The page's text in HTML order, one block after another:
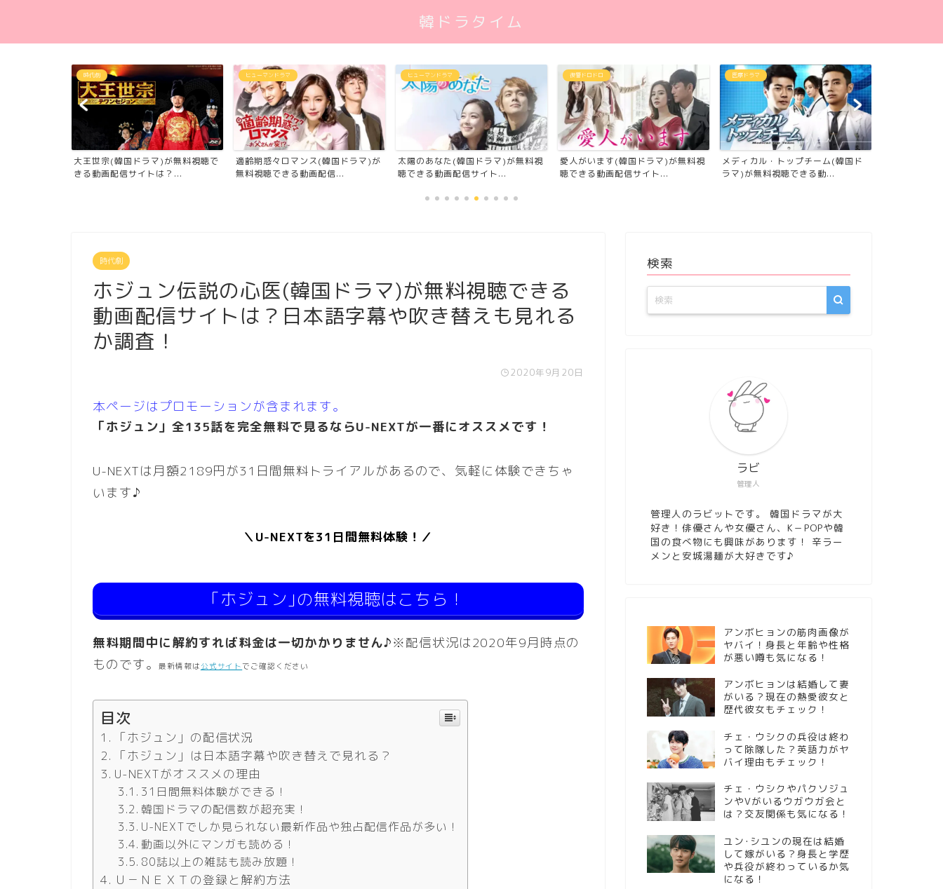
韓ドラタイム
時代劇
大王世宗(韓国ドラマ)が無料視聴で
きる動画配信サイトは？...
ヒューマンドラマ
適齢期惑々ロマンス(韓国ドラマ)が
無料視聴できる動画配信...
ヒューマンドラマ
太陽のあなた(韓国ドラマ)が無料視
聴できる動画配信サイト...
復讐ドロドロ
愛人がいます(韓国ドラマ)が無料視
聴できる動画配信サイト...
医療ドラマ
メディカル・トップチーム(韓国ド
ラマ)が無料視聴できる動...
時代劇
ホジュン伝説の心医(韓国ドラマ)が無料視聴できる
動画配信サイトは？日本語字幕や吹き替えも見れる
か調査！
2020年9月20日
本ページはプロモーションが含まれます。
「ホジュン」全135話を完全無料で見るならU-NEXTが一番にオススメです！
U-NEXTは月額2189円が31日間無料トライアルがあるので、気軽に体験できちゃ
います♪
＼U-NEXTを31日間無料体験！／
｢ホジュン｣の無料視聴はこちら！
無料期間中に解約すれば料金は一切かかりません♪※配信状況は2020年9月時点の
ものです。最新情報は 公式サイトでご確認ください
目次
「ホジュン」の配信状況
「ホジュン」は日本語字幕や吹き替えで見れる？
U-NEXTがオススメの理由
31日間無料体験ができる！
韓国ドラマの配信数が超充実！
U-NEXTでしか見られない最新作品や独占配信作品が多い！
動画以外にマンガも読める！
80誌以上の雑誌も読み放題！
Ｕ－ＮＥＸＴの登録と解約方法
検索
管理人
ラビ
管理人のラビットです。 韓国ドラマが大
好き！俳優さんや女優さん、K－POPや韓
国の食べ物にも興味があります！ 辛ラー
メンと安城湯麺が大好きです♪
アンボヒョンの筋肉画像が
ヤバイ！身長と年齢や性格
が悪い噂も気になる！
アンボヒョンは結婚して妻
がいる？現在の熱愛彼女と
歴代彼女もチェック！
チェ・ウシクの兵役は終わ
って除隊した？英語力がヤ
バイ理由もチェック！
チェ・ウシクやパクソジュ
ンやVがいるウガウガ会と
は？交友関係も気になる！
ユン･シユンの現在は結婚
して嫁がいる？身長と学歴
や兵役が終わっているか気
になる！